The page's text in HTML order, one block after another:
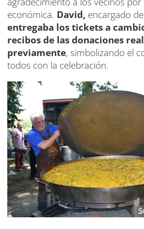
económica. David, encargado
entregaba lostickets a
recibos de las donaciones
previamente, simbolizando el
todos con la celebración.